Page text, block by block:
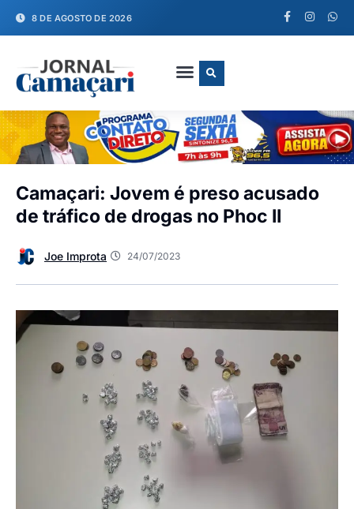
8 DE AGOSTO DE 2026
Camaçari: Jovem é preso acusado
de tráfico de drogas no Phoc II
Joe Improta 24/07/2023